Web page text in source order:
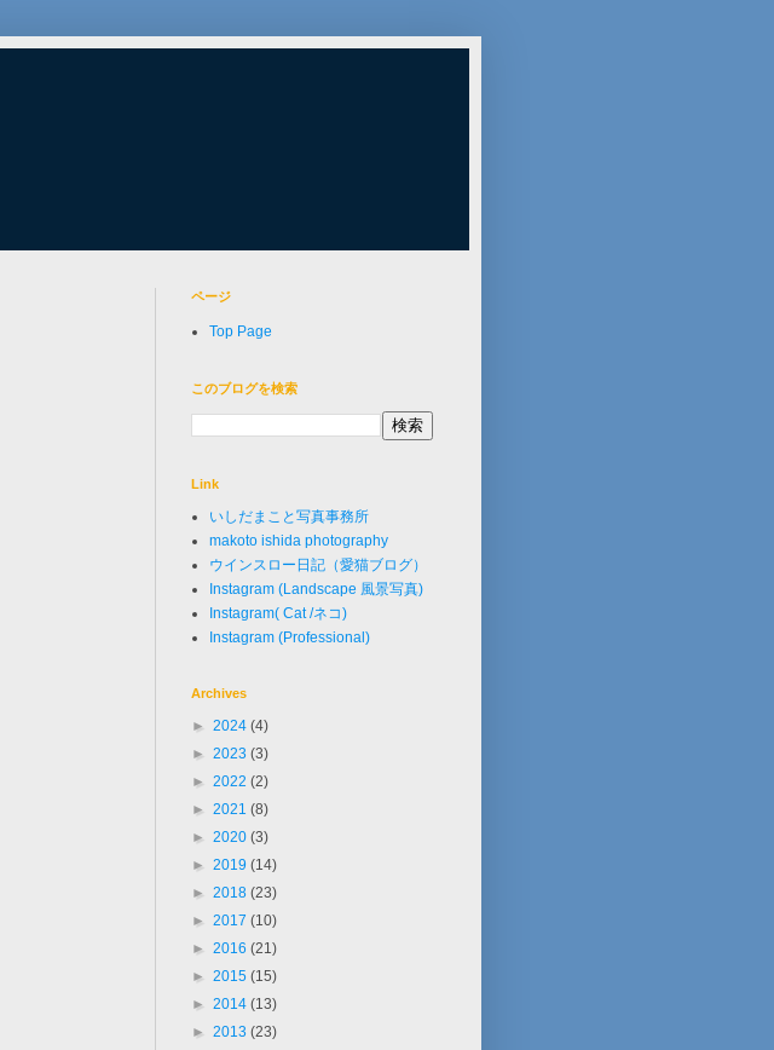
ページ
Top Page
このブログを検索
Link
いしだまこと写真事務所
makoto ishida photography
ウインスロー日記（愛猫ブログ）
Instagram (Landscape 風景写真)
Instagram( Cat /ネコ)
Instagram (Professional)
Archives
► 2024 (4)
► 2023 (3)
► 2022 (2)
► 2021 (8)
► 2020 (3)
► 2019 (14)
► 2018 (23)
► 2017 (10)
► 2016 (21)
► 2015 (15)
► 2014 (13)
► 2013 (23)